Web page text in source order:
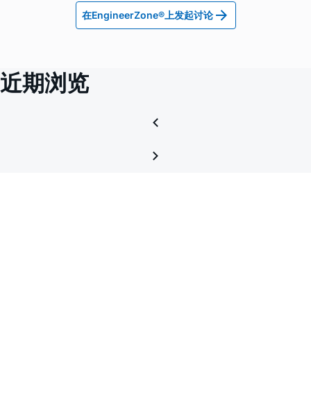
在EngineerZone®上发起讨论
近期浏览